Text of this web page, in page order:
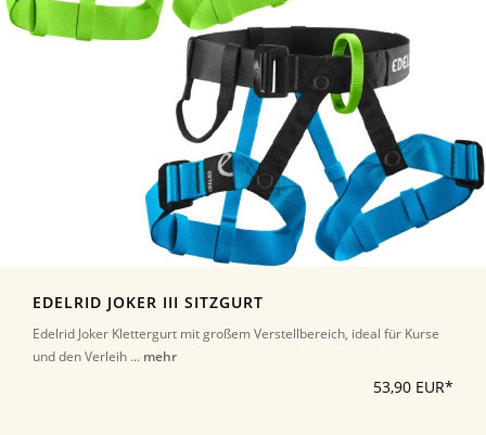
EDELRID JOKER III SITZGURT
Edelrid Joker Klettergurt mit großem Verstellbereich, ideal für Kurse
und den Verleih ... mehr
53,90 EUR*